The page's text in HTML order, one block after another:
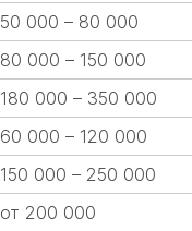
50 000 – 80 000
80 000 – 150 000
180 000 – 350 000
60 000 – 120 000
150 000 – 250 000
от 200 000